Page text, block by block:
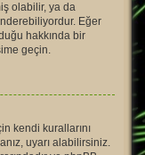
olabilir, ya da
Eğer
hakkında bir
geçin.
kendi kurallarını
uyarı alabilirsiniz.